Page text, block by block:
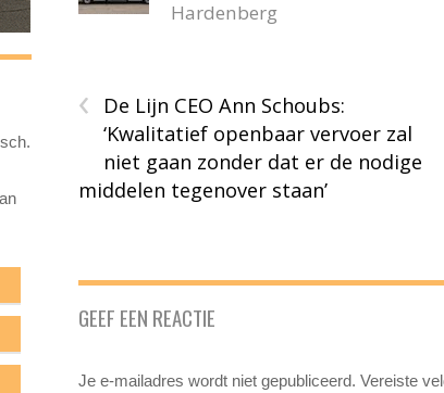
Hardenberg
‹
De Lijn CEO Ann Schoubs:
‘Kwalitatief openbaar vervoer zal
niet gaan zonder dat er de nodige
middelen tegenover staan’
GEEF EEN REACTIE
Je e-mailadres wordt niet gepubliceerd. Vereiste